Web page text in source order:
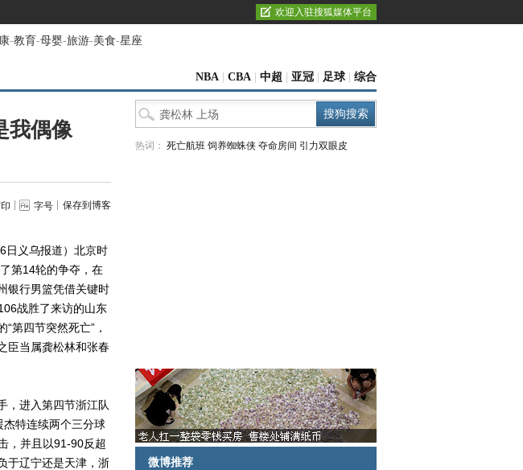
欢迎入驻搜狐媒体平台
-教育-母婴-旅游-美食-星座
NBA CBA 中超 亚冠 足球 综合
我偶像
字号 保存到博客
义乌报道）北京时
第14轮的争夺，在
银行男篮凭借关键时
战胜了来访的山东
第四节突然死亡”，
臣当属龚松林和张春
进入第四节浙江队
特连续两个三分球
，并且以91-90反超
于辽宁还是天津，浙
热词： 死亡航班 饲养蜘蛛侠 夺命房间 引力双眼皮
微博推荐